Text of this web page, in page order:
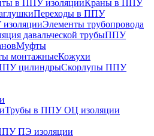
в ППУ изоляцииКраны в ППУ
Переходы в ППУ
Элементы трубопровода
давальческой трубыППУ
Муфты
монтажныеКожухи
цилиндрыСкорлупы ППУ
Трубы в ППУ ОЦ изоляции
ПЭ изоляции